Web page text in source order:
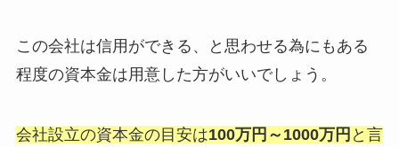
この会社は信用ができる、と思わせる為にもある
程度の資本金は用意した方がいいでしょう。
会社設立の資本金の目安は100万円～1000万円 と言